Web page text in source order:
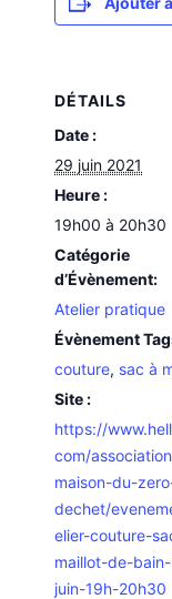
DÉTAILS
Date :
29 juin 2021
Heure :
19h00 à 20h30
Catégorie
d’Évènement:
Atelier pratique
Évènement
couture, sac à
Site :
https://
com/
maison-du-
dechet/
elier-couture-
maillot-de-
juin-19h-20h30